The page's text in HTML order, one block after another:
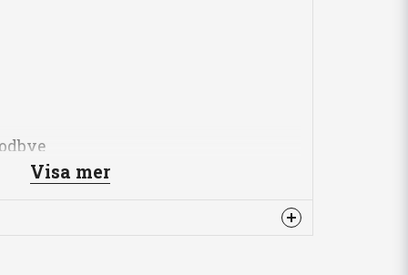
Along
To Hell
Visa mer